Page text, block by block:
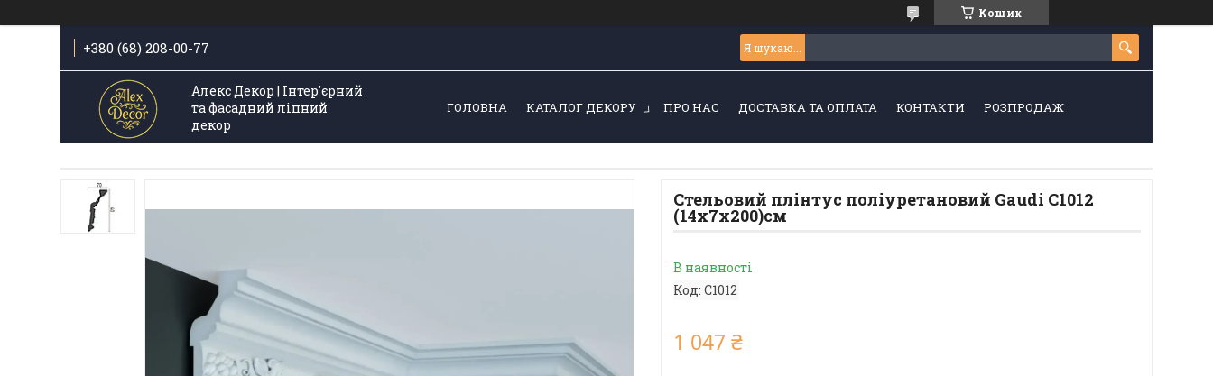
Кошик
+380 (68) 208-00-77
Алекс Декор | Інтер'єрний
та фасадний ліпний
декор
ГОЛОВНА КАТАЛОГ ДЕКОРУ ПРО НАС ДОСТАВКА ТА ОПЛАТА КОНТАКТИ РОЗПРОДАЖ
Стельовий плінтус поліуретановий Gaudi C1012
(14х7х200)см
В наявності
Код: C1012
1 047 ₴